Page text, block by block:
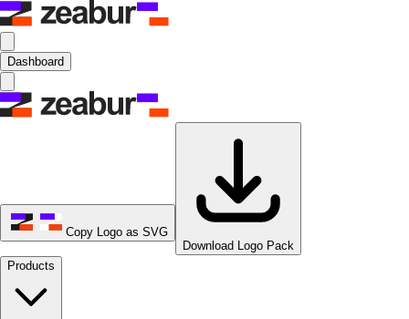
Dashboard
Copy Logo as SVG
Download Logo Pack
Products